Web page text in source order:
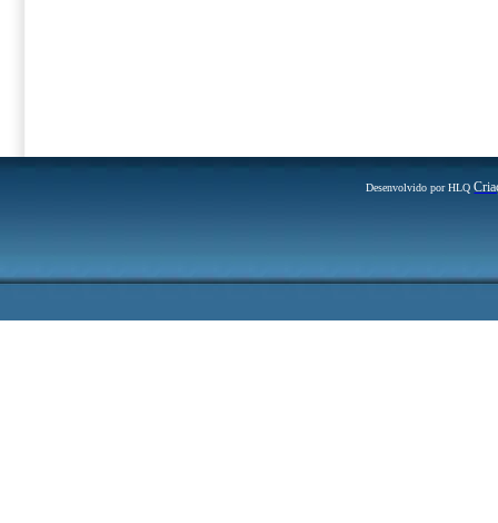
Desenvolvido por HLQ